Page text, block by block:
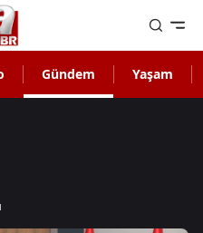
Gündem Yaşam